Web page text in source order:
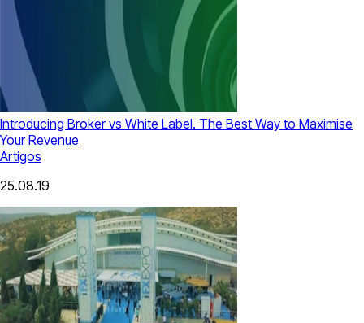
Introducing Broker vs White Label. The Best Way to Maximise
Your Revenue
Artigos
25.08.19